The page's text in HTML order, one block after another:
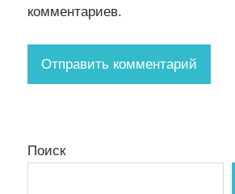
комментариев.
Поиск